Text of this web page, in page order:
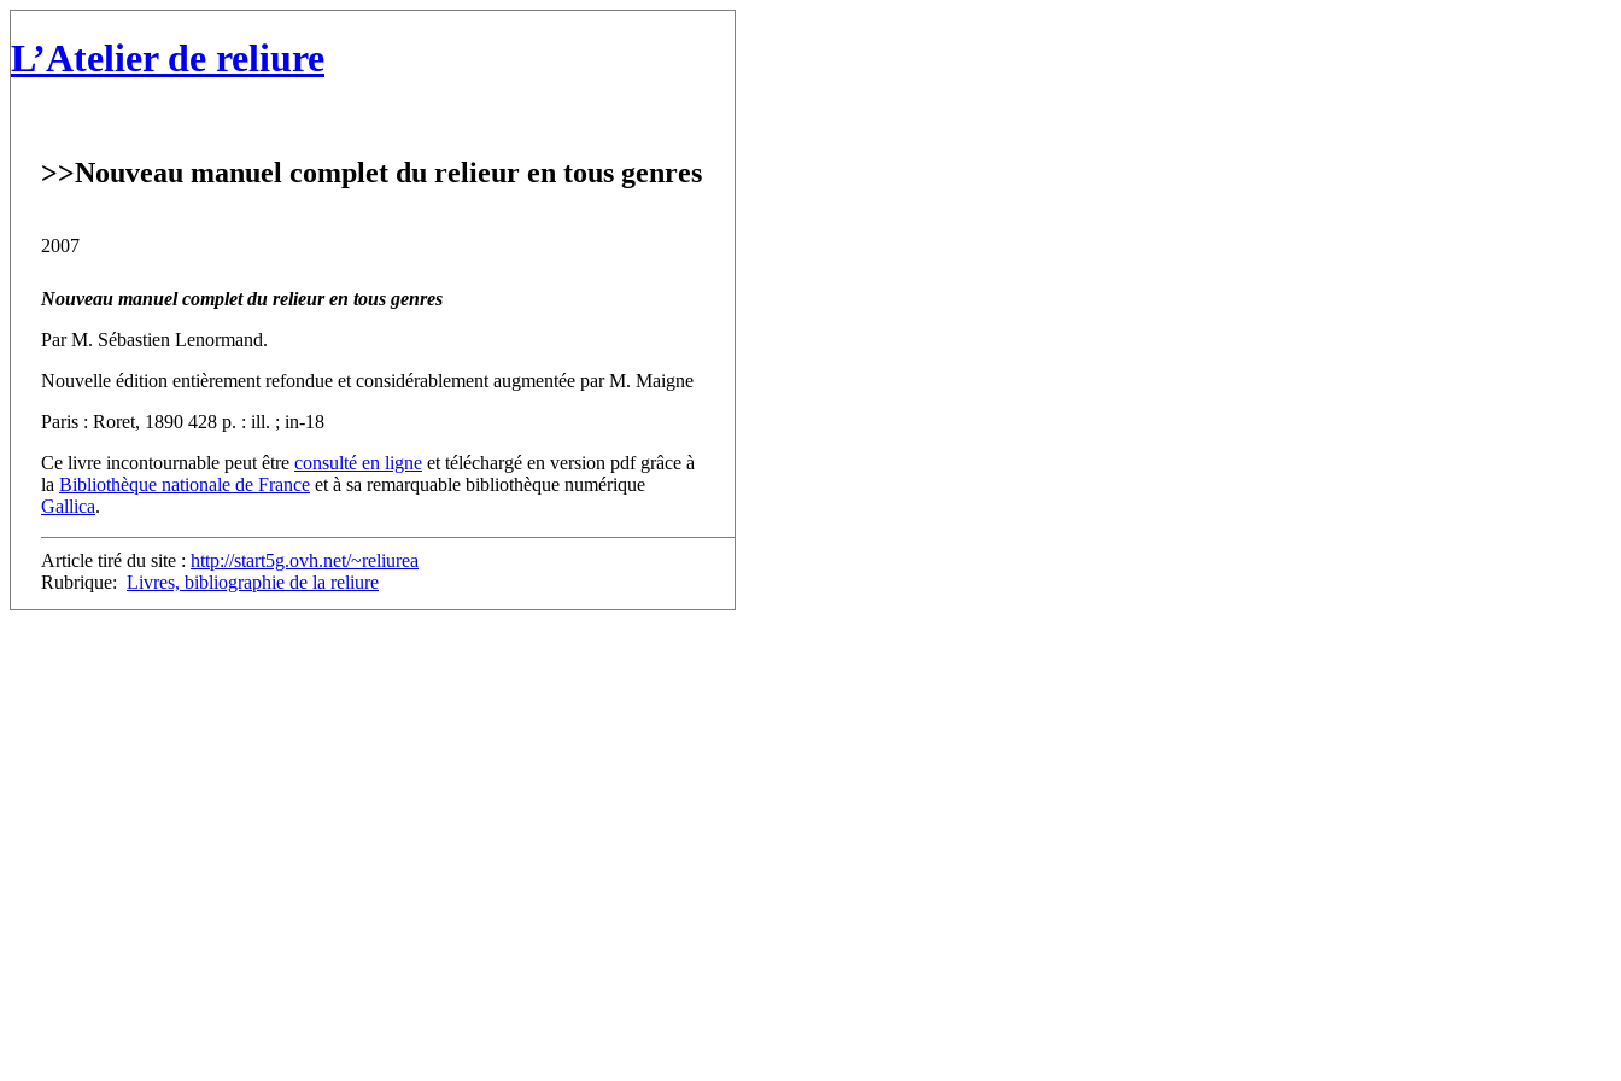
L’Atelier de reliure
>>Nouveau manuel complet du relieur en tous genres
2007
Nouveau manuel complet du relieur en tous genres
Par M. Sébastien Lenormand.
Nouvelle édition entièrement refondue et considérablement augmentée par M. Maigne
Paris : Roret, 1890 428 p. : ill. ; in-18
Ce livre incontournable peut être consulté en ligne et téléchargé en version pdf grâce à
la Bibliothèque nationale de France et à sa remarquable bibliothèque numérique
Gallica.
Article tiré du site : http://start5g.ovh.net/~reliurea
Rubrique: Livres, bibliographie de la reliure